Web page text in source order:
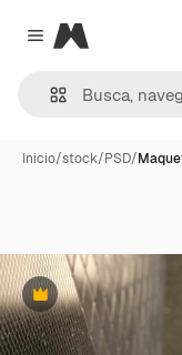
Close menu
Magnific
Inicio/stock/PSD/
Premium